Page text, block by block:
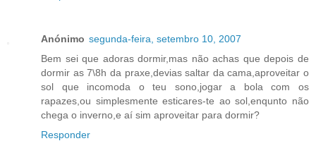
Anónimo segunda-feira, setembro 10, 2007
Bem sei que adoras dormir,mas não achas que depois de
dormir as 7\8h da praxe,devias saltar da cama,aproveitar o
sol que incomoda o teu sono,jogar a bola com os
rapazes,ou simplesmente esticares-te ao sol,enqunto não
chega o inverno,e aí sim aproveitar para dormir?
Responder